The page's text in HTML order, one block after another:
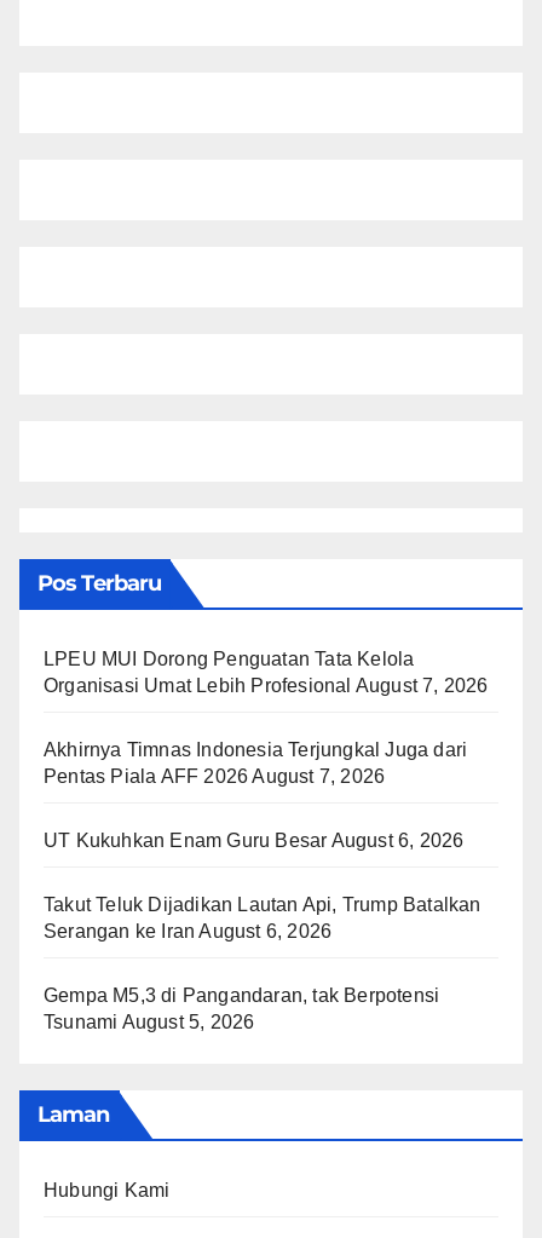
Pos Terbaru
LPEU MUI Dorong Penguatan Tata Kelola
Organisasi Umat Lebih Profesional August 7, 2026
Akhirnya Timnas Indonesia Terjungkal Juga dari
Pentas Piala AFF 2026 August 7, 2026
UT Kukuhkan Enam Guru Besar August 6, 2026
Takut Teluk Dijadikan Lautan Api, Trump Batalkan
Serangan ke Iran August 6, 2026
Gempa M5,3 di Pangandaran, tak Berpotensi
Tsunami August 5, 2026
Laman
Hubungi Kami